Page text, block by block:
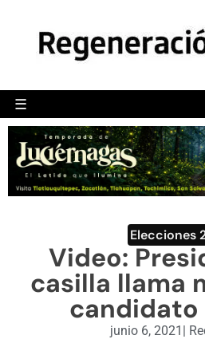
☰
POLÍTICA
OPINIÓN
ENGLISH
VIDEOS
Elecciones
Video:
casilla llama
candidato
junio 6, 2021 |